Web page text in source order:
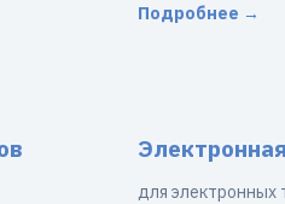
Подробнее →
для электронных